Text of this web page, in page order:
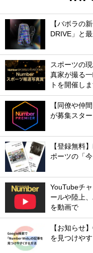
【バボラの
DRIVE」と
スポーツの
真家が撮る
トを開催し
【同僚や仲
が募集スター
【登録無料
ポーツの「
YouTubeチ
ールや陸上
を動画で
【お知らせ
を見つけや